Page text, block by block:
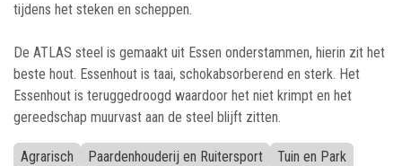
tijdens het steken en scheppen.
De ATLAS steel is gemaakt uit Essen onderstammen, hierin zit het
beste hout. Essenhout is taai, schokabsorberend en sterk. Het
Essenhout is teruggedroogd waardoor het niet krimpt en het
gereedschap muurvast aan de steel blijft zitten.
Agrarisch Paardenhouderij en Ruitersport Tuin en Park